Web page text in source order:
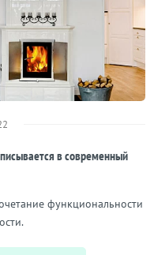
в современный
функциональности